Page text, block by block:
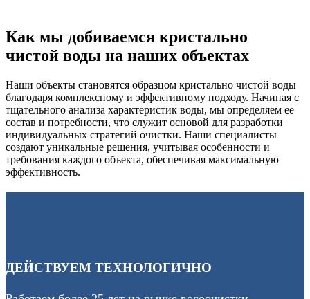
Как мы добиваемся кристально
чистой воды на наших объектах
Наши объекты становятся образцом кристально чистой воды
благодаря комплексному и эффективному подходу. Начиная с
тщательного анализа характеристик воды, мы определяем ее
состав и потребности, что служит основой для разработки
индивидуальных стратегий очистки. Наши специалисты
создают уникальные решения, учитывая особенности и
требования каждого объекта, обеспечивая максимальную
эффективность.
ДЕЙСТВУЕМ ТЕХНОЛОГИЧНО